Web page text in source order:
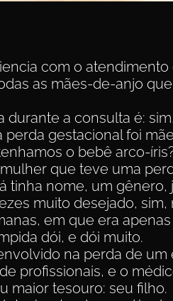
com o
as mães-de-anjo
durante a consulta é:
gestacional foi
o bebê arco-
que teve uma
tinha nome, um
muito desejado,
em que era
dói, e dói muito.
na perda de
profissionais, e o
maior tesouro: seu filho.